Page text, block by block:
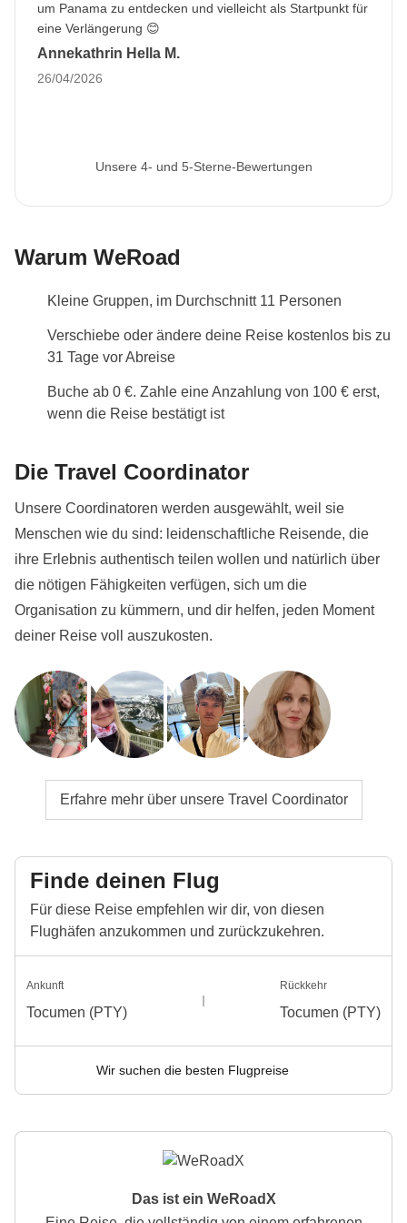
sind.
Alle Details anzeigen
um Panama zu entdecken und vielleicht als Startpunkt für
eine Verlängerung 😊
Annekathrin Hella M.
26/04/2026
Unsere 4- und 5-Sterne-Bewertungen
Warum WeRoad
Kleine Gruppen, im Durchschnitt 11 Personen
Verschiebe oder ändere deine Reise kostenlos bis zu
31 Tage vor Abreise
Buche ab 0 €. Zahle eine Anzahlung von 100 € erst,
wenn die Reise bestätigt ist
Die Travel Coordinator
Unsere Coordinatoren werden ausgewählt, weil sie
Menschen wie du sind: leidenschaftliche Reisende, die
ihre Erlebnis authentisch teilen wollen und natürlich über
die nötigen Fähigkeiten verfügen, sich um die
Organisation zu kümmern, und dir helfen, jeden Moment
deiner Reise voll auszukosten.
Erfahre mehr über unsere Travel Coordinator
Finde deinen Flug
Für diese Reise empfehlen wir dir, von diesen
Flughäfen anzukommen und zurückzukehren.
Ankunft
Tocumen (PTY)
Rückkehr
Tocumen (PTY)
Wir suchen die besten Flugpreise
Das ist ein WeRoadX